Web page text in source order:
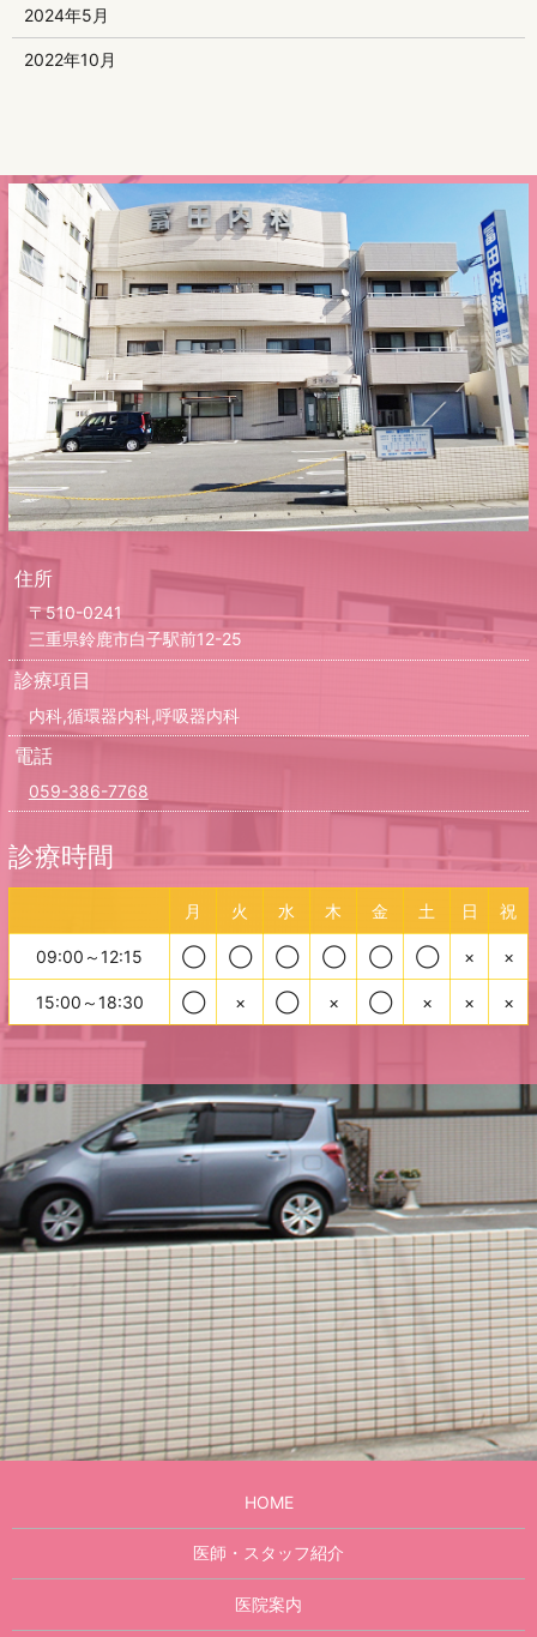
2024年5月
2022年10月
住所
〒510-0241
三重県鈴鹿市白子駅前12-25
診療項目
内科,循環器内科,呼吸器内科
電話
059-386-7768
診療時間
月 火 水 木 金 土 日 祝
09:00～12:15 ◯ ◯ ◯ ◯ ◯ ◯ × ×
15:00～18:30 ◯ × ◯ × ◯ × × ×
HOME
医師・スタッフ紹介
医院案内